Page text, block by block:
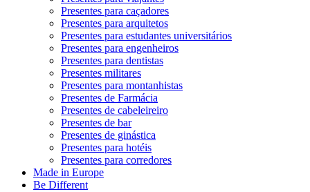
Presentes para caçadores
Presentes para arquitetos
Presentes para estudantes universitários
Presentes para engenheiros
Presentes para dentistas
Presentes militares
Presentes para montanhistas
Presentes de Farmácia
Presentes de cabeleireiro
Presentes de bar
Presentes de ginástica
Presentes para hotéis
Presentes para corredores
Made in Europe
Be Different